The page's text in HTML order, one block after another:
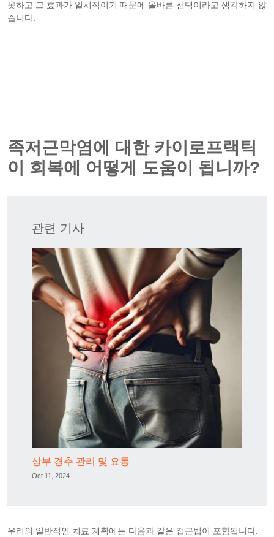
못하고 그 효과가 일시적이기 때문에 올바른 선택이라고 생각하지 않
습니다.
족저근막염에 대한 카이로프랙틱
이 회복에 어떻게 도움이 됩니까?
관련 기사
상부 경추 관리 및 요통
Oct 11, 2024
우리의 일반적인 치료 계획에는 다음과 같은 접근법이 포함됩니다.